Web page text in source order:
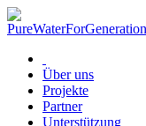
Über uns
Projekte
Partner
Unterstützung